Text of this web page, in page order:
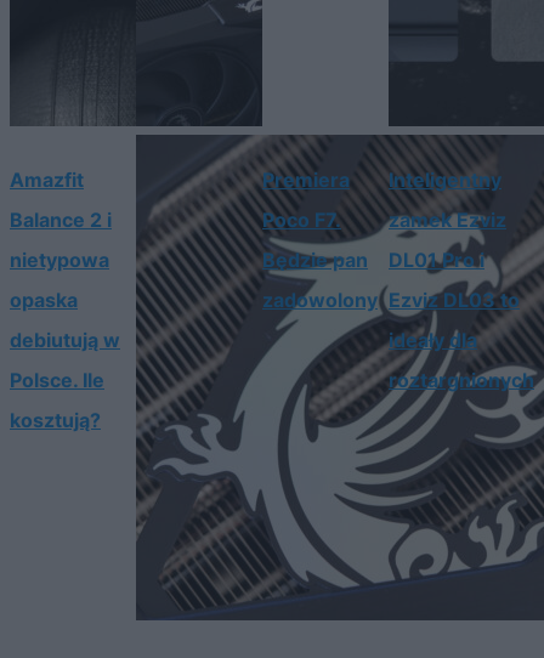
Amazfit
Balance 2 i
nietypowa
opaska
debiutują w
Polsce. Ile
kosztują?
Premiera
Poco F7.
Będzie pan
zadowolony
Inteligentny
zamek Ezviz
DL01 Pro i
Ezviz DL03 to
ideały dla
roztargnionych